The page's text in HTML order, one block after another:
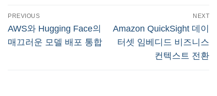
글
탐
색
PREVIOUS
Previous
post:
AWS와 Hugging Face의
매끄러운 모델 배포 통합
NEXT
Next
post:
Amazon QuickSight 데이
터셋 임베디드 비즈니스
컨텍스트 전환